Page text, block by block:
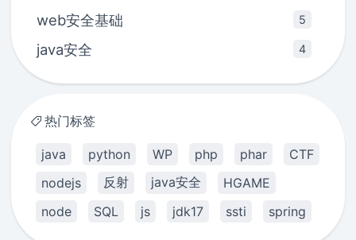
web安全基础 5
java安全 4
热门标签
java python WP php phar
CTF
nodejs
反射 java安全
HGAME
node
SQL js jdk17 ssti spring